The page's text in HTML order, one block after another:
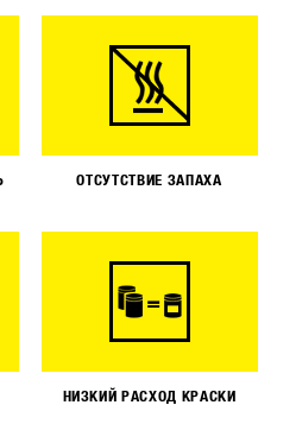
ОТСУТСТВИЕ ЗАПАХА
НИЗКИЙ РАСХОД КРАСКИ